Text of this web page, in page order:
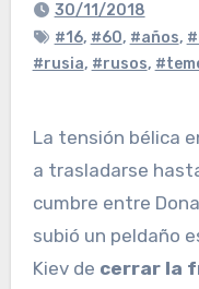
30/11/2018
#16, #60, #años,
#rusia, #rusos,
La tensión bélica entre Ucrania y Rusia, que llegó
a trasladarse
cumbre entre
subió un peldaño
Kiev de cerrar la